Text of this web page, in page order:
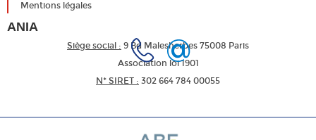
Mentions légales
ANIA
Siège social : 9 Bd Malesherbes 75008 Paris
Association loi 1901
N* SIRET : 302 664 784 00055